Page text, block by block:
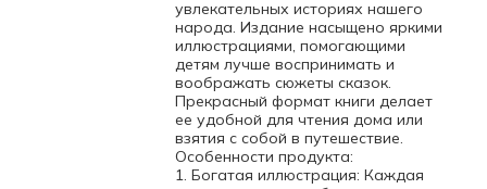
увлекательных историях нашего
народа. Издание насыщено яркими
иллюстрациями, помогающими
детям лучше воспринимать и
воображать сюжеты сказок.
Прекрасный формат книги делает
ее удобной для чтения дома или
взятия с собой в путешествие.
Особенности продукта:
1. Богатая иллюстрация: Каждая